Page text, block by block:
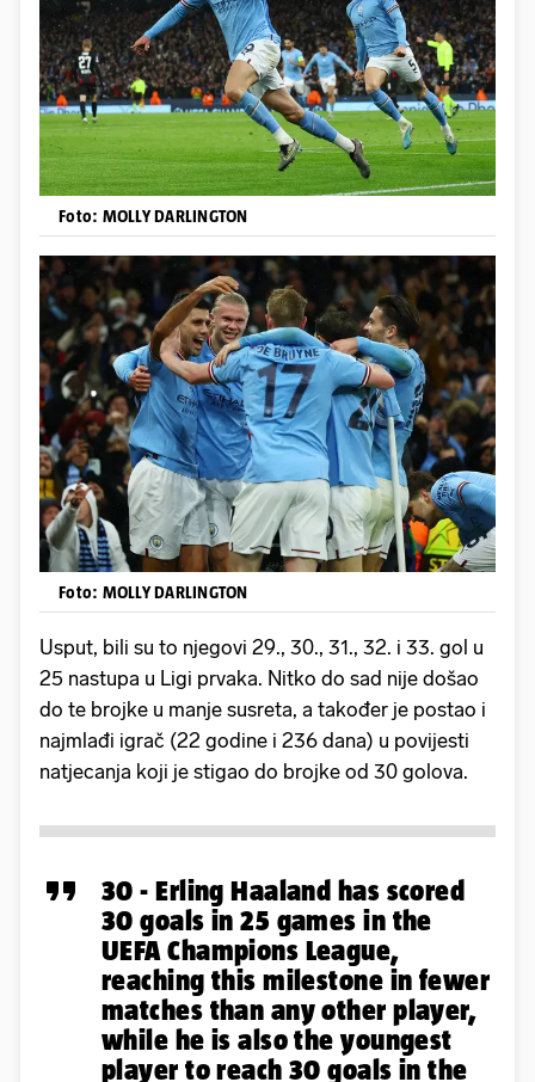
Foto: MOLLY DARLINGTON
Foto: MOLLY DARLINGTON
Usput, bili su to njegovi 29., 30., 31., 32. i 33. gol u
25 nastupa u Ligi prvaka. Nitko do sad nije došao
do te brojke u manje susreta, a također je postao i
najmlađi igrač (22 godine i 236 dana) u povijesti
natjecanja koji je stigao do brojke od 30 golova.
30 - Erling Haaland has scored
30 goals in 25 games in the
UEFA Champions League,
reaching this milestone in fewer
matches than any other player,
while he is also the youngest
player to reach 30 goals in the